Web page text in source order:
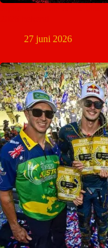
27 juni 2026